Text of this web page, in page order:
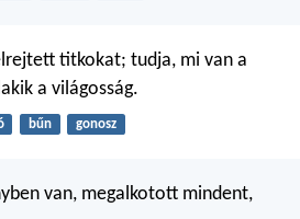
titkokat; tudja, mi van a
a világosság.
bűn gonosz
van, megalkotott mindent,